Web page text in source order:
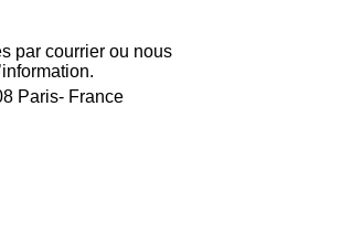
par courrier ou nous
Paris- France